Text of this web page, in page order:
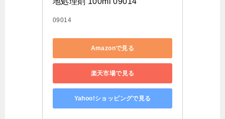
09014
Amazonで見る
楽天市場で見る
Yahoo!ショッピングで見る